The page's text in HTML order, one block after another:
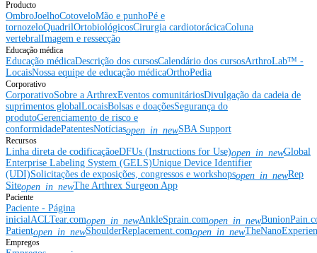
Producto
OmbroJoelhoCotoveloMão e punhoPé e
tornozeloQuadrilOrtobiológicosCirurgia cardiotorácicaColuna
vertebralImagem e ressecção
Educação médica
Educação médicaDescrição dos cursosCalendário dos cursosArthroLab™ -
LocaisNossa equipe de educação médicaOrthoPedia
Corporativo
CorporativoSobre a ArthrexEventos comunitáriosDivulgação da cadeia de
suprimentos globalLocaisBolsas e doaçõesSegurança do
produtoGerenciamento de risco e
conformidadePatentesNotíciasopen_in_newSBA Support
Recursos
Linha direta de codificaçãoeDFUs (Instructions for Use)open_in_newGlobal
Enterprise Labeling System (GELS)Unique Device Identifier
(UDI)Solicitações de exposições, congressos e workshopsopen_in_newRep
Siteopen_in_newThe Arthrex Surgeon App
Paciente
Paciente - Página
inicialACLTear.comopen_in_newAnkleSprain.comopen_in_new
Patientopen_in_newShoulderReplacement.comopen_in_new
Empregos